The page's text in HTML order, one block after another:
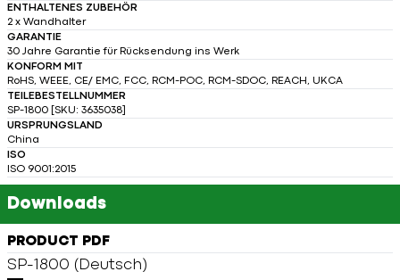
ENTHALTENES ZUBEHÖR
2 x Wandhalter
GARANTIE
30 Jahre Garantie für Rücksendung ins Werk
KONFORM MIT
RoHS, WEEE, CE/ EMC, FCC, RCM-POC, RCM-SDOC, REACH, UKCA
TEILEBESTELLNUMMER
SP-1800 [SKU: 3635038]
URSPRUNGSLAND
China
ISO
ISO 9001:2015
Downloads
PRODUCT PDF
SP-1800 (Deutsch)